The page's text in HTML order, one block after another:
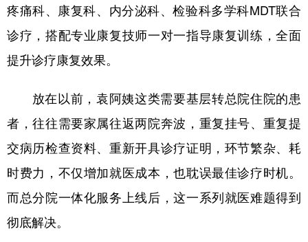
疼痛科、康复科、内分泌科、检验科多学科MDT联合
诊疗，搭配专业康复技师一对一指导康复训练，全面
提升诊疗康复效果。
放在以前，袁阿姨这类需要基层转总院住院的患
者，往往需要家属往返两院奔波，重复挂号、重复提
交病历检查资料、重新开具诊疗证明，环节繁杂、耗
时费力，不仅增加就医成本，也耽误最佳诊疗时机。
而总分院一体化服务上线后，这一系列就医难题得到
彻底解决。